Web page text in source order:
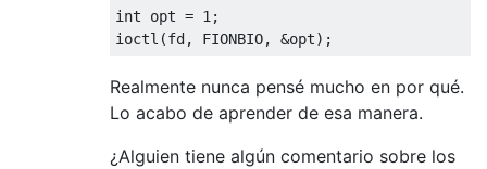
int opt = 1 ;
ioctl (fd, FIONBIO, &opt);
Realmente nunca pensé mucho en por qué.
Lo acabo de aprender de esa manera.
¿Alguien tiene algún comentario sobre los